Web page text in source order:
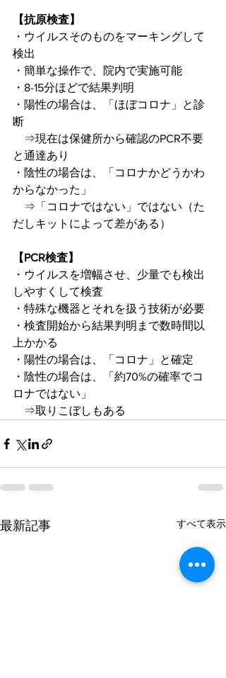
【抗原検査】
・ウイルスそのものをマーキングして
検出
・簡単な操作で、院内で実施可能
・8-15分ほどで結果判明
・陽性の場合は、「ほぼコロナ」と診
断
⇒現在は保健所から確認のPCR不要
と通達あり
・陰性の場合は、「コロナかどうかわ
からなかった」
⇒「コロナではない」ではない（た
だしキットによって差がある）
【PCR検査】
・ウイルスを増幅させ、少量でも検出
しやすくして検査
・特殊な機器とそれを扱う技術が必要
・検査開始から結果判明まで数時間以
上かかる
・陽性の場合は、「コロナ」と確定
・陰性の場合は、「約70%の確率でコ
ロナではない」
⇒取りこぼしもある
最新記事 すべて表示